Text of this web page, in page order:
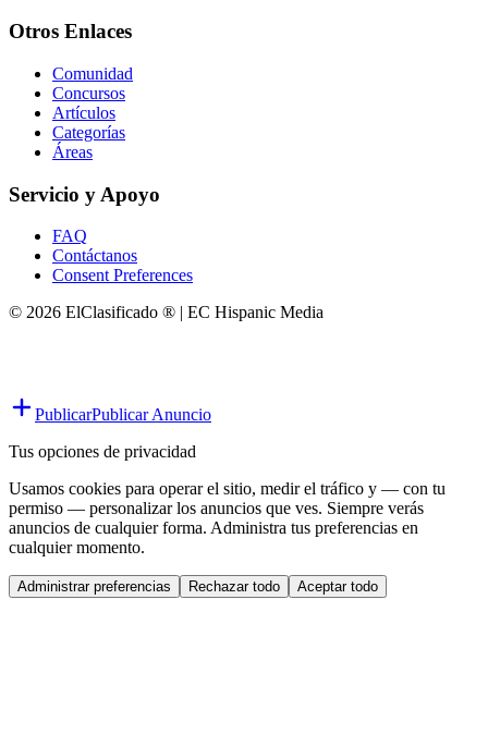
Otros Enlaces
Comunidad
Concursos
Artículos
Categorías
Áreas
Servicio y Apoyo
FAQ
Contáctanos
Consent Preferences
© 2026 ElClasificado ® | EC Hispanic Media
PublicarPublicar Anuncio
Tus opciones de privacidad
Usamos cookies para operar el sitio, medir el tráfico y — con tu
permiso — personalizar los anuncios que ves. Siempre verás
anuncios de cualquier forma. Administra tus preferencias en
cualquier momento.
Administrar preferencias Rechazar todo Aceptar todo